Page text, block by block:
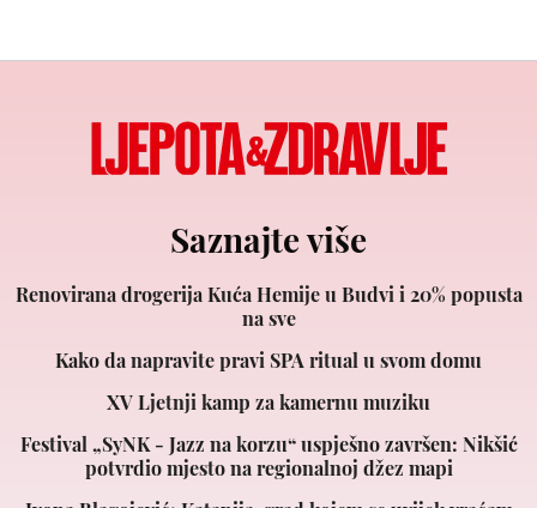
Saznajte više
Renovirana drogerija Kuća Hemije u Budvi i 20% popusta
na sve
Kako da napravite pravi SPA ritual u svom domu
XV Ljetnji kamp za kamernu muziku
Festival „SyNK - Jazz na korzu“ uspješno završen: Nikšić
potvrdio mjesto na regionalnoj džez mapi